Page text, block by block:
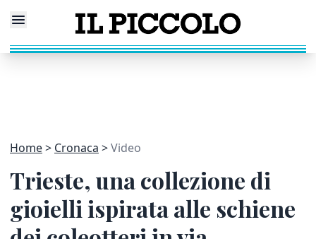
Home Cronaca Video
Trieste, una collezione di
gioielli ispirata alle schiene